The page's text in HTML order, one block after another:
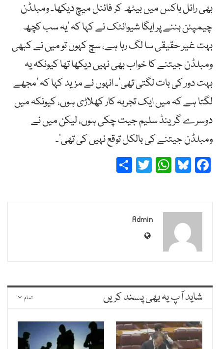
بھی رائل باکس میں بیٹھ کر فائنل میچ دیکھا۔ ومبلڈن
چیمپئن بننے پر ایگا شیوانٹک نے کہا کہ ’یہ سب کچھ
بہت غیر حقیقی سا لگ رہا ہے، سچ کہوں تو میں نے کبھی
ومبلڈن جیتنے کا خواب بھی نہیں دیکھا تھا کیونکہ یہ
بہت دور کی بات لگتی تھی‘۔ انہوں نے مزید کہا کہ ’مجھے
لگتا ہے کہ میں ایک تجربہ کار کھلاڑی ہوں، کیونکہ میں
دوسرے گرینڈ سلیم جیت چکی ہوں، لیکن میں نے
ومبلڈن جیتنے کی بالکل توقع نہیں کی تھی‘۔
Facebook
Bluesky
WhatsApp
Twitter
Admin
تمام شاید آپ یہ بھی پسند کریں